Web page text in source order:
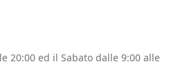
20:00 ed il Sabato dalle 9:00 alle